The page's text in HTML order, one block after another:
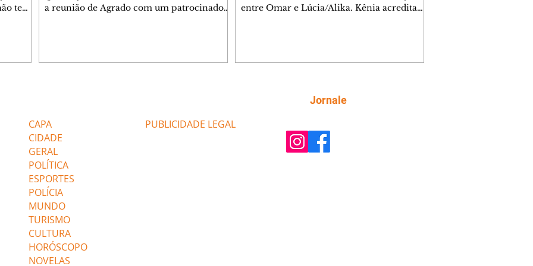
tem
de
a reunião de Agrado com um patrocinador.
termina o relacionamento dos dois.
entre Omar e Lúcia/Alika. Kênia acredita
comentam sobre a possível jazida de
tungstênio na região. Virgínia provoca
CAPA
CIDADE
GERAL
POLÍTICA
ESPORTES
POLÍCIA
MUNDO
TURISMO
CULTURA
HORÓSCOPO
NOVELAS
PUBLICIDADE LEGAL
Jornale